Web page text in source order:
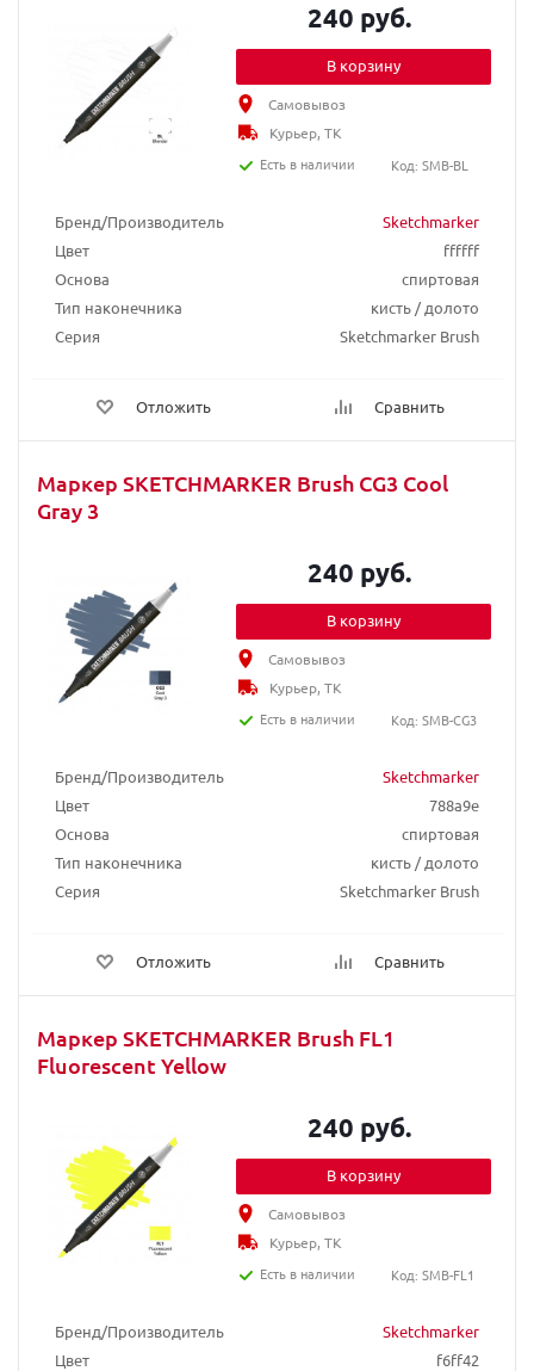
Бренд/Производитель
Sketchmarker
Цвет
ffffff
Основа
спиртовая
Тип наконечника
кисть / долото
Серия
Sketchmarker Brush
Отложить Сравнить
240 руб.
В корзину
Самовывоз
Курьер, ТК
Есть в наличии
Код: SMB-BL
Маркер SKETCHMARKER Brush CG3 Cool
Gray 3
Бренд/Производитель
Sketchmarker
Цвет
788a9e
Основа
спиртовая
Тип наконечника
кисть / долото
Серия
Sketchmarker Brush
Отложить Сравнить
240 руб.
В корзину
Самовывоз
Курьер, ТК
Есть в наличии
Код: SMB-CG3
Маркер SKETCHMARKER Brush FL1
Fluorescent Yellow
Бренд/Производитель
Sketchmarker
Цвет
f6ff42
240 руб.
В корзину
Самовывоз
Курьер, ТК
Есть в наличии
Код: SMB-FL1